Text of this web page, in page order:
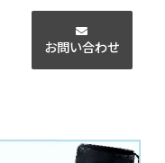
お問い合わせ